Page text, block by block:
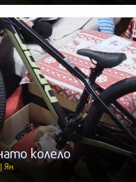
колело
Ян